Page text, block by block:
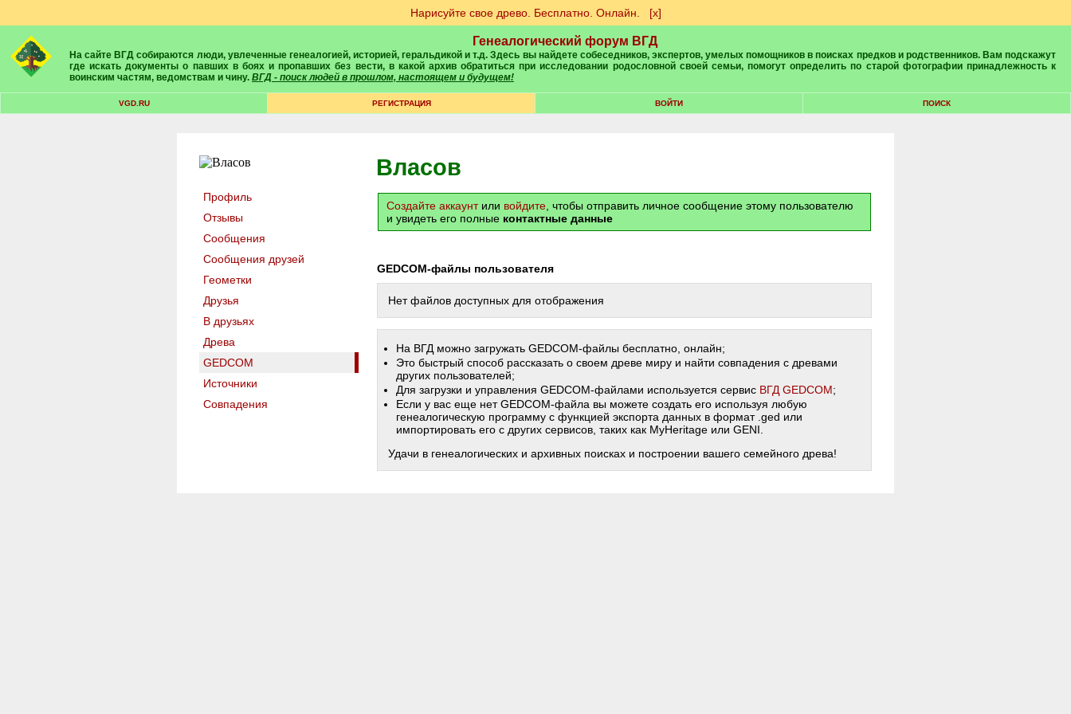
Нарисуйте свое древо. Бесплатно. Онлайн. [х]
Генеалогический форум ВГД
На сайте ВГД собираются люди, увлеченные генеалогией, историей, геральдикой и т.д. Здесь вы найдете собеседников, экспертов, умелых помощников в поисках предков и родственников. Вам подскажут
где искать документы о павших в боях и пропавших без вести, в какой архив обратиться при исследовании родословной своей семьи, помогут определить по старой фотографии принадлежность к
воинским частям, ведомствам и чину. ВГД - поиск людей в прошлом, настоящем и будущем!
VGD.RU РЕГИСТРАЦИЯ ВОЙТИ ПОИСК
Профиль
Отзывы
Сообщения
Сообщения друзей
Геометки
Друзья
В друзьях
Древа
GEDCOM
Источники
Совпадения
Власов
Создайте аккаунтили войдите , чтобы отправить личное сообщение этому пользователю
и увидеть его полные контактные данные
GEDCOM-файлы пользователя
Нет файлов доступных для отображения
На ВГД можно загружать GEDCOM-файлы бесплатно, онлайн;
Это быстрый способ рассказать о своем древе миру и найти совпадения с древами
других пользователей;
Для загрузки и управления GEDCOM-файлами используется сервис ВГД GEDCOM;
Если у вас еще нет GEDCOM-файла вы можете создать его используя любую
генеалогическую программу с функцией экспорта данных в формат .ged или
импортировать его с других сервисов, таких как MyHeritage или GENI.
Удачи в генеалогических и архивных поисках и построении вашего семейного древа!